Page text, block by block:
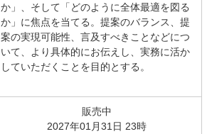
か」、そして「どのように全体最適を図る
か」に焦点を当てる。提案のバランス、提
案の実現可能性、言及すべきことなどにつ
いて、より具体的にお伝えし、実務に活か
していただくことを目的とする。
販売中
2027年01月31日 23時